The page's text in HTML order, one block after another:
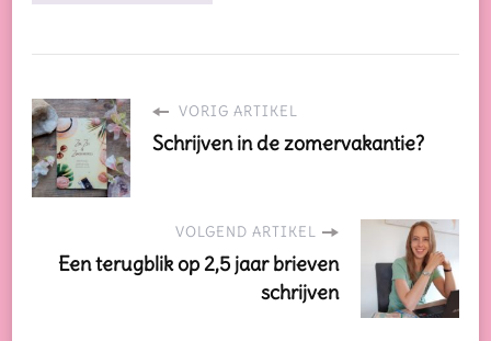
VORIG ARTIKEL
Schrijven in de zomervakantie?
VOLGEND ARTIKEL
Een terugblik op 2,5 jaar brieven
schrijven